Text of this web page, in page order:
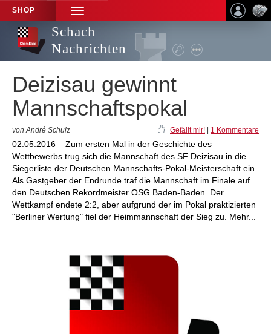
SHOP
TOGGLE
NAVIGATION
Schach
Nachrichten
Deizisau gewinnt
Mannschaftspokal
von André Schulz Gefällt mir! 1 Kommentare
02.05.2016 – Zum ersten Mal in der Geschichte des
Wettbewerbs trug sich die Mannschaft des SF Deizisau in die
Siegerliste der Deutschen Mannschafts-Pokal-Meisterschaft ein.
Als Gastgeber der Endrunde traf die Mannschaft im Finale auf
den Deutschen Rekordmeister OSG Baden-Baden. Der
Wettkampf endete 2:2, aber aufgrund der im Pokal praktizierten
"Berliner Wertung" fiel der Heimmannschaft der Sieg zu. Mehr...